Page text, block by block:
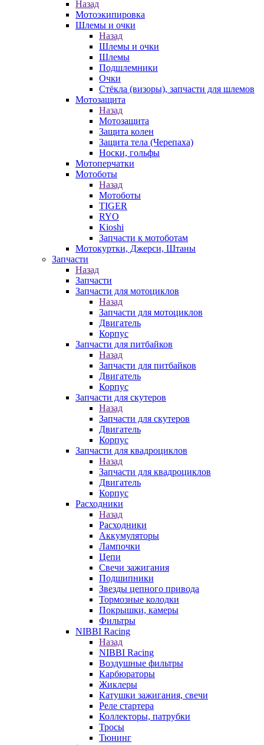
Назад
Мотоэкипировка
Шлемы и очки
Назад
Шлемы и очки
Шлемы
Подшлемники
Очки
Стёкла (визоры), запчасти для шлемов
Мотозащита
Назад
Мотозащита
Защита колен
Защита тела (Черепаха)
Носки, гольфы
Мотоперчатки
Мотоботы
Назад
Мотоботы
TIGER
RYO
Kioshi
Запчасти к мотоботам
Мотокуртки, Джерси, Штаны
Запчасти
Назад
Запчасти
Запчасти для мотоциклов
Назад
Запчасти для мотоциклов
Двигатель
Корпус
Запчасти для питбайков
Назад
Запчасти для питбайков
Двигатель
Корпус
Запчасти для скутеров
Назад
Запчасти для скутеров
Двигатель
Корпус
Запчасти для квадроциклов
Назад
Запчасти для квадроциклов
Двигатель
Корпус
Расходники
Назад
Расходники
Аккумуляторы
Лампочки
Цепи
Свечи зажигания
Подшипники
Звезды цепного привода
Тормозные колодки
Покрышки, камеры
Фильтры
NIBBI Racing
Назад
NIBBI Racing
Воздушные фильтры
Карбюраторы
Жиклеры
Катушки зажигания, свечи
Реле стартера
Коллекторы, патрубки
Тросы
Тюнинг